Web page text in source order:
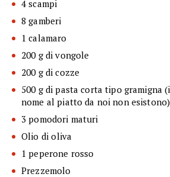
4 scampi
8 gamberi
1 calamaro
200 g di vongole
200 g di cozze
500 g di pasta corta tipo gramigna
nome al piatto da noi non esistono)
3 pomodori maturi
Olio di oliva
1 peperone rosso
Prezzemolo